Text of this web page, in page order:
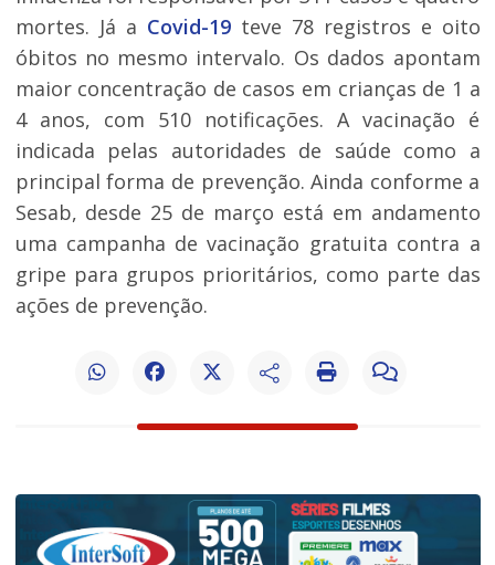
mortes. Já a Covid-19teve 78 registros e oito
óbitos no mesmo intervalo. Os dados apontam
maior concentração de casos em crianças de 1 a
4 anos, com 510 notificações. A vacinação é
indicada pelas autoridades de saúde como a
principal forma de prevenção. Ainda conforme a
Sesab, desde 25 de março está em andamento
uma campanha de vacinação gratuita contra a
gripe para grupos prioritários, como parte das
ações de prevenção.